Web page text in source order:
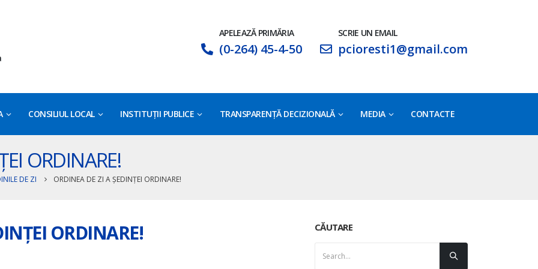
APELEAZĂ PRIMĂRIA
(0-264) 45-4-50
SCRIE UN EMAIL
pcioresti1@gmail.com
CONSILIUL LOCAL INSTITUȚII PUBLICE TRANSPARENŢĂ DECIZIONALĂ MEDIA CONTACTE
ORDINARE!
DE ZI ORDINEA DE ZI A ȘEDINȚEI ORDINARE!
ORDINARE! CĂUTARE